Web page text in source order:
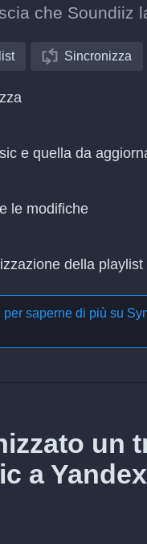
che Soundiiz
Sincronizza
e quella da
le modifiche
della playlist
saperne di più su
un
a